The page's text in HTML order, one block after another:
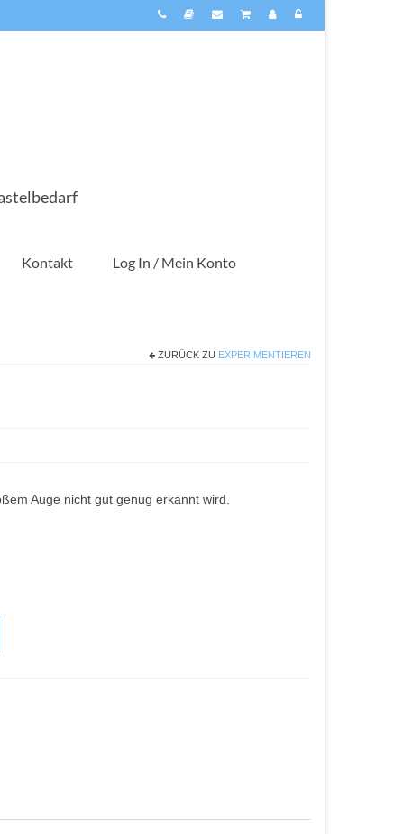
Kontakt Log In / Mein Konto
ZURÜCK ZU EXPERIMENTIEREN
Auge nicht gut genug erkannt wird.